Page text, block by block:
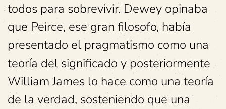
todos para sobrevivir. Dewey opinaba
que Peirce, ese gran filosofo, había
presentado el pragmatismo como una
teoría del significado y posteriormente
William James lo hace como una teoría
de la verdad, sosteniendo que una